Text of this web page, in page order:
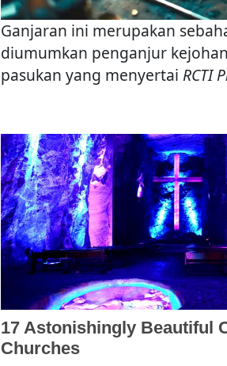
Ganjaran ini merupakan
diumumkan penganjur
pasukan yang menyertai RCTI